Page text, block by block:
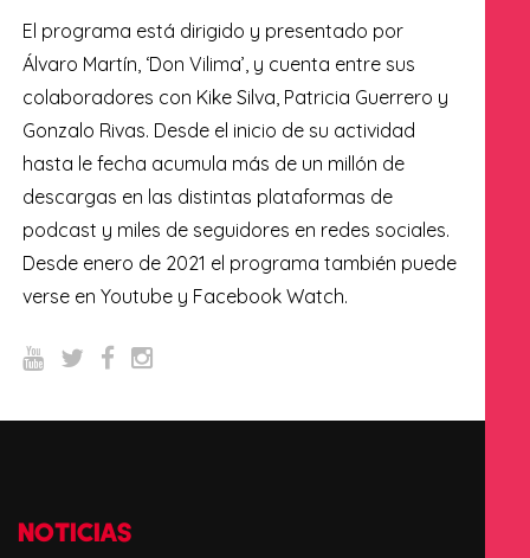
El programa está dirigido y presentado por
Álvaro Martín, ‘Don Vilima’, y cuenta entre sus
colaboradores con Kike Silva, Patricia Guerrero y
Gonzalo Rivas. Desde el inicio de su actividad
hasta le fecha acumula más de un millón de
descargas en las distintas plataformas de
podcast y miles de seguidores en redes sociales.
Desde enero de 2021 el programa también puede
verse en Youtube y Facebook Watch.
NOTICIAS